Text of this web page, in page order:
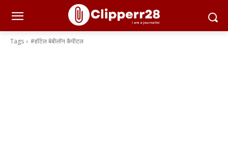
Tags #हॉटेल बेबीलॉन कैपीटल